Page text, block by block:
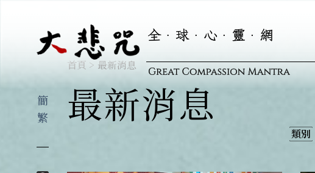
首頁 > 最新消息
最新消息
類別
簡
繁